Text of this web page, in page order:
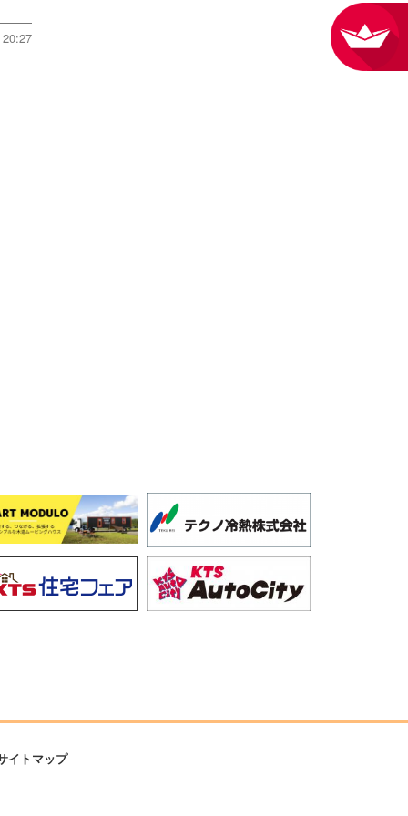
イトマップ